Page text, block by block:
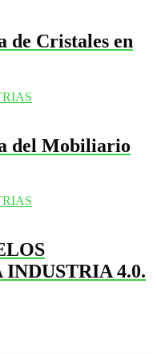
de Cristales en
del Mobiliario
4.0.